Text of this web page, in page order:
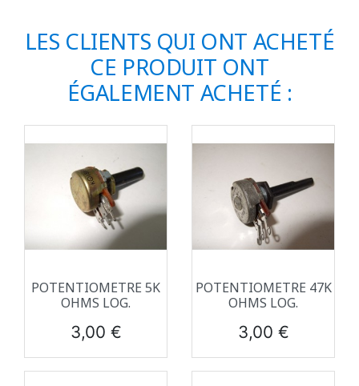
LES CLIENTS QUI ONT ACHETÉ
CE PRODUIT ONT
ÉGALEMENT ACHETÉ :
POTENTIOMETRE 5K
OHMS LOG.
Prix
3,00 €
POTENTIOMETRE 47K
OHMS LOG.
Prix
3,00 €